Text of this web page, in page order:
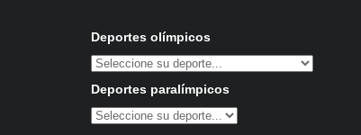
Deportes olímpicos
Deportes paralímpicos